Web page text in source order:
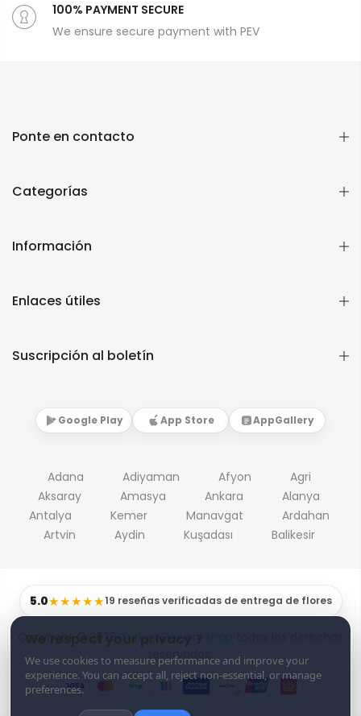
We respect your privacy ?
We use cookies to measure performance and improve your
experience. You can accept all, reject non-essential, or manage
preferences.
100% PAYMENT SECURE
We ensure secure payment with PEV
Ponte en contacto
Categorías
Información
Enlaces útiles
Suscripción al boletín
Google Play App Store AppGallery
Adana Adiyaman Afyon
Agri
Aksaray
Amasya Ankara
Alanya
Antalya
Kemer Manavgat
Ardahan
Artvin
Aydin Kuşadası Balikesir
5.0★★★★★19 reseñas verificadas de entrega de flores
Copyright © 2026Turkey Flowers shop
reservados.